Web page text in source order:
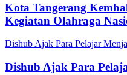
Kota Tangerang
Kegiatan Olahraga
Dishub Ajak Para Pelajar
Dishub Ajak Para